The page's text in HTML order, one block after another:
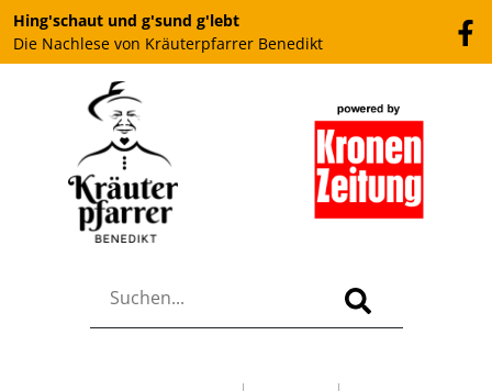
Hing'schaut und g'sund g'lebt
Die Nachlese von Kräuterpfarrer Benedikt